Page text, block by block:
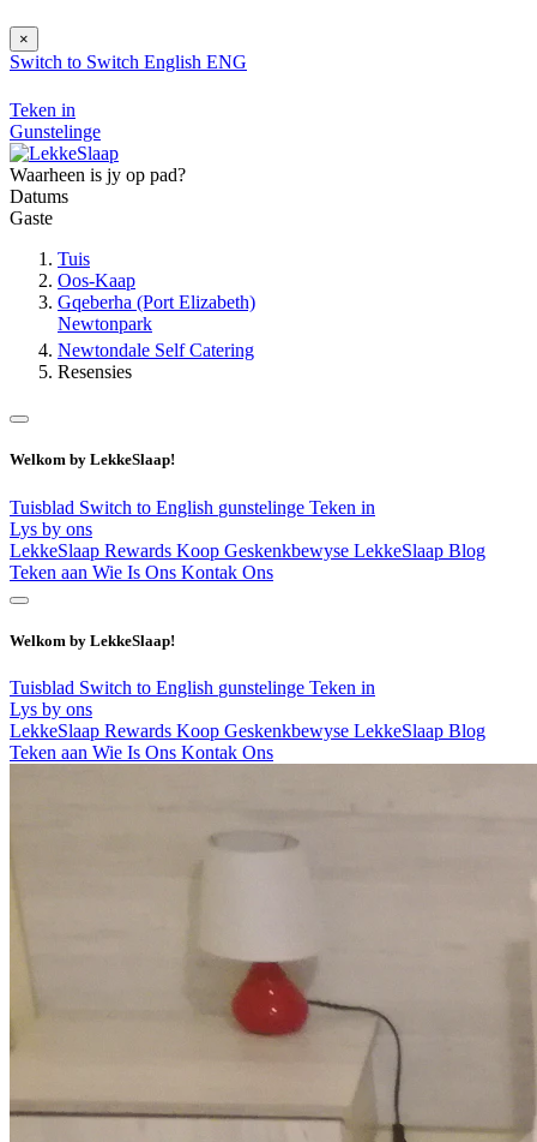
×
Switch to Switch English ENG
Teken in
Gunstelinge
Waarheen is jy op pad?
Datums
Gaste
Tuis
Oos-Kaap
Gqeberha (Port Elizabeth)
Newtonpark
Newtondale Self Catering
Resensies
Welkom by LekkeSlaap!
Tuisblad Switch to English gunstelinge Teken in
Lys by ons
LekkeSlaap Rewards Koop Geskenkbewyse LekkeSlaap Blog
Teken aan Wie Is Ons Kontak Ons
Welkom by LekkeSlaap!
Tuisblad Switch to English gunstelinge Teken in
Lys by ons
LekkeSlaap Rewards Koop Geskenkbewyse LekkeSlaap Blog
Teken aan Wie Is Ons Kontak Ons